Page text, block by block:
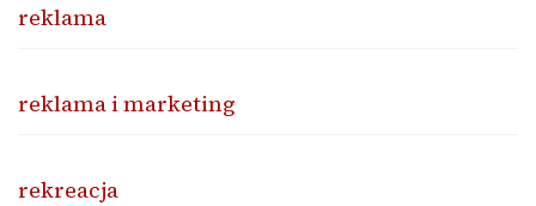
reklama
reklama i marketing
rekreacja